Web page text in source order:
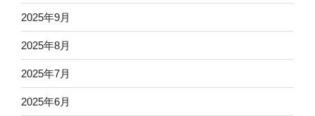
2025年9月
2025年8月
2025年7月
2025年6月